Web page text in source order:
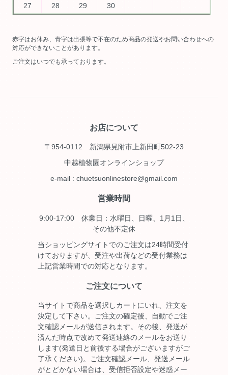
27
28 29 30
赤字はお休み、青字は出張等で不在のため商品の発送やお問い合わせへの
対応ができないことがあります。
ご注文はいつでも承っております。
お店について
〒954-0112 新潟県見附市上新田町502-23
中越植物園オンラインショップ
e-mail : chuetsuonlinestore@gmail.com
営業時間
9:00-17:00 休業日：水曜日、日曜、1月1日、
その他不定休
当ショッピングサイトでのご注文は24時間受付
けておりますが、受注や出荷などの受付業務は
上記営業時間での対応となります。
ご注文について
当サイトで商品を選択しカートにいれ、注文を
決定して下さい。ご注文の確定後、自動でご注
文確認メールが送信されます。その後、発送が
済んだ時点で改めて発送連絡のメールをお送り
します(発送日と前後する場合がございますがご
了承ください)。ご注文確認メール、発送メール
がとどかない場合は、受信拒否設定や迷惑メー